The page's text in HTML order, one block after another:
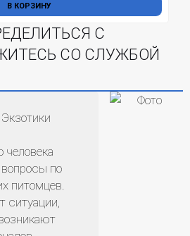
В КОРЗИНУ
С
СО СЛУЖБОЙ
человека
вопросы по
питомцев.
ситуации,